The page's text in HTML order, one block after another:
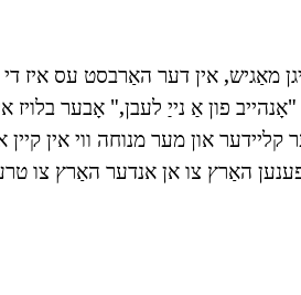
מאַגיש, אין דער האַרבסט עס איז
פון אַ נייַ לעבן," אָבער בלויז
און מער מנוחה ווי אין
האַרץ צו אן אנדער האַרץ צו